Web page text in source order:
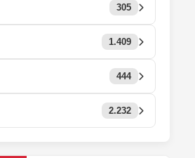
305
1.409
444
2.232